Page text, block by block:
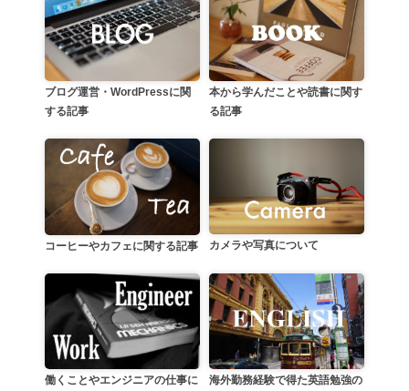
ブログ運営・WordPressに関
する記事
本から学んだことや読書に関す
る記事
コーヒーやカフェに関する記事 カメラや写真について
働くことやエンジニアの仕事に
海外勤務経験で得た英語勉強の